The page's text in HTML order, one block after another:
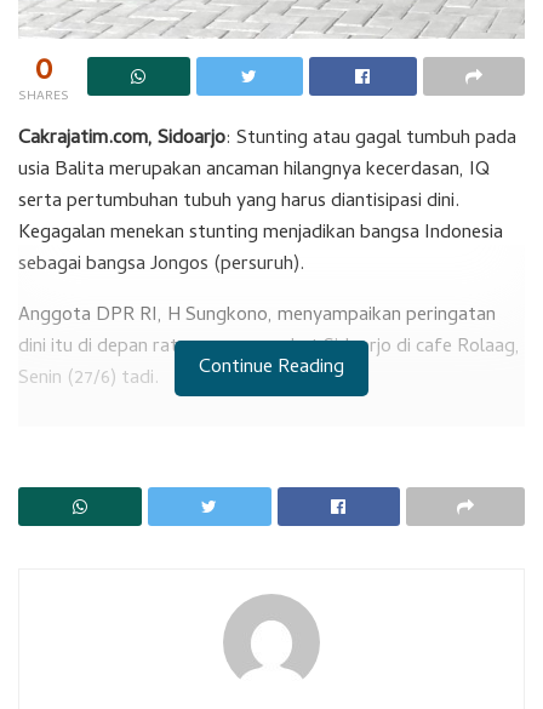
0
SHARES
Cakrajatim.com, Sidoarjo: Stunting atau gagal tumbuh pada
usia Balita merupakan ancaman hilangnya kecerdasan, IQ
serta pertumbuhan tubuh yang harus diantisipasi dini.
Kegagalan menekan stunting menjadikan bangsa Indonesia
sebagai bangsa Jongos (persuruh).
Anggota DPR RI, H Sungkono, menyampaikan peringatan
dini itu di depan ratusan masyarakat Sidoarjo di cafe Rolaag,
Senin (27/6) tadi.
DPC PKB Perkuat Regenerasi Kepemimpinan
Ketua DPRD Terima Kunjungan Mahasiswa
sungkono diantara narsum bab stunting
Menjaga gizi pada usia Balita, terutama bayi di bawah 2
tahun itu menjadi sangat penting. Ibu harus rajin ke Posyandu
Continue Reading